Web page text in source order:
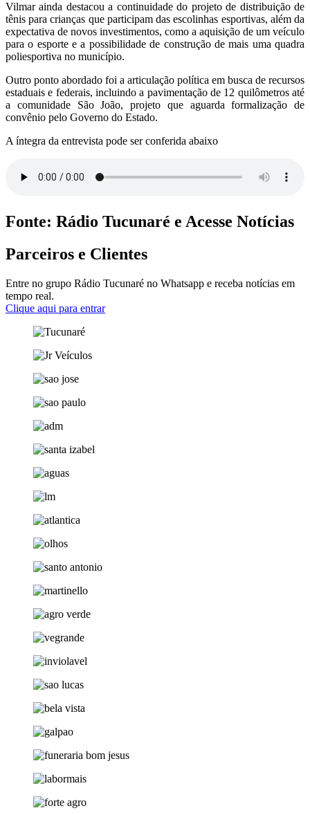
Vilmar ainda destacou a continuidade do projeto de distribuição de
tênis para crianças que participam das escolinhas esportivas, além da
expectativa de novos investimentos, como a aquisição de um veículo
para o esporte e a possibilidade de construção de mais uma quadra
poliesportiva no município.
Outro ponto abordado foi a articulação política em busca de recursos
estaduais e federais, incluindo a pavimentação de 12 quilômetros até
a comunidade São João, projeto que aguarda formalização de
convênio pelo Governo do Estado.
A íntegra da entrevista pode ser conferida abaixo
Fonte: Rádio Tucunaré e Acesse Notícias
Parceiros e Clientes
Entre no grupo Rádio Tucunaré no Whatsapp e receba notícias em
tempo real.
Clique aqui para entrar